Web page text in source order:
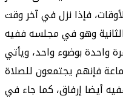
فإذا نزل في آخر وقت
وهو في مجلسه ففيه
واحدة بوضوء واحد، ويأتي
فإنهم يجتمعون للصلاة
أيضا إرفاق، كما جاء في